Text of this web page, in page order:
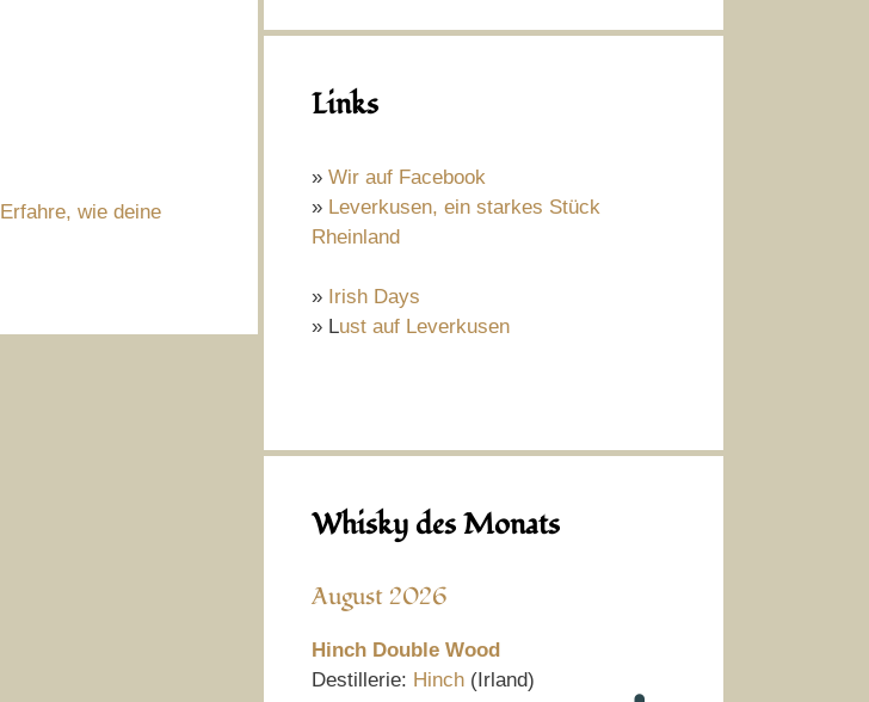
Erfahre, wie deine
Links
» Wir auf Facebook
» Leverkusen, ein starkes Stück
Rheinland
» Irish Days
» Lust auf Leverkusen
Whisky des Monats
August 2026
Hinch Double Wood
Destillerie: Hinch (Irland)